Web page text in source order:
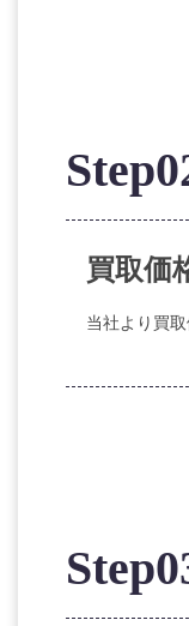
買取価
当社より買